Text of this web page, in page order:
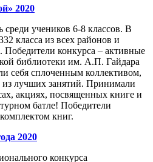
2020
среди учеников 6-8 классов. В
класса из всех районов и
Победители конкурса – активные
библиотеки им. А.П. Гайдара
себя сплоченным коллективом,
из лучших занятий. Принимали
акциях, посвященных книге и
батле! Победители
книг.
2020
конкурса